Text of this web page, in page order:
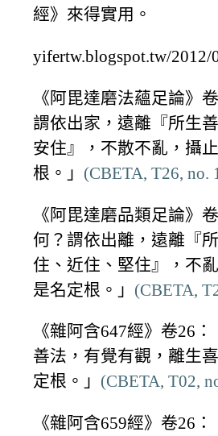
經》來得實用。
yifertw.blogspot.tw/2012/
《阿毘達磨法蘊足論》
謂依出家，遠離『所生
安住』，不散不亂，攝
根。」 (CBETA, T26, no.
《阿毘達磨品類足論》
何？謂依出離，遠離『
住、近住、堅住』，不
是名定根。」 (CBETA,
《雜阿含647經》卷26
善法，有覺有觀，離生
定根。」 (CBETA, T02,
《雜阿含659經》卷26